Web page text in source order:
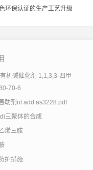
环保认证的生产工艺升级
机碱催化剂 1,1,3,3-四甲
70-6
助剂nt add as3228.pdf
三聚体的合成
烯三胺
护措施